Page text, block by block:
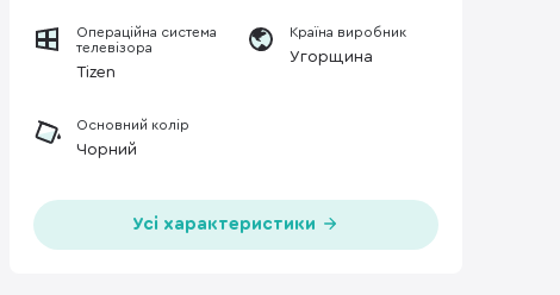
Операційна система
телевізора
Tizen
Країна виробник
Угорщина
Основний колір
Чорний
Усі характеристики